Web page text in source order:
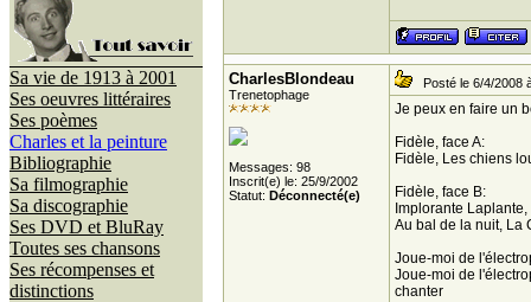
Sa vie de 1913 à 2001
Ses oeuvres littéraires
Ses poèmes
Charles et la peinture
Bibliographie
Sa filmographie
Sa discographie
Ses DVD et BluRay
Toutes ses chansons
Ses récompenses et
distinctions
CharlesBlondeau
Trenetophage
Messages: 98
Inscrit(e) le: 25/9/2002
Statut: Déconnecté(e)
Posté le 6/4/2008
Je peux en faire un
Fidèle, face A:
Fidèle, Les chiens
Fidèle, face B:
Implorante
Au bal de la nuit, La
Joue-moi de
Joue-moi de
chanter